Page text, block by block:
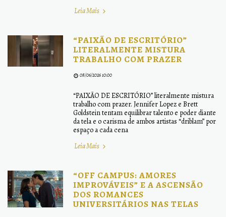
Leia Mais
“PAIXÃO DE ESCRITÓRIO”
LITERALMENTE MISTURA
TRABALHO COM PRAZER
08/06/2026 10:00
“PAIXÃO DE ESCRITÓRIO” literalmente mistura
trabalho com prazer. Jennifer Lopez e Brett
Goldstein tentam equilibrar talento e poder diante
da tela e o carisma de ambos artistas “driblam” por
espaço a cada cena
Leia Mais
“OFF CAMPUS: AMORES
IMPROVÁVEIS” E A ASCENSÃO
DOS ROMANCES
UNIVERSITÁRIOS NAS TELAS